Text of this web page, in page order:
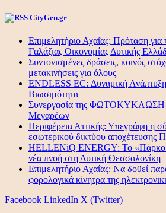
CityGen.gr
Επιμελητήριο Αχαΐας: Πρόταση για
Γαλάζιας Οικονομίας Δυτικής
Συντονισμένες δράσεις, κοινός
μετακινήσεις για όλους
ENDLESS EC: Δυναμική Ανάπτυξη
Βιωσιμότητα
Συνεργασία της ΦΩΤΟΚΥΚΛΩΣΗ
Μεγαρέων
Περιφέρεια Αττικής: Υπεγράφη η
εσωτερικού δικτύου αποχέτευσης
HELLENiQ ENERGY: Το «Πάρκο
νέα πνοή στη Δυτική Θεσσαλονίκη
Επιμελητήριο Αχαΐας: Να δοθεί
φορολογικά κίνητρα της
Facebook LinkedIn X (Twitter)